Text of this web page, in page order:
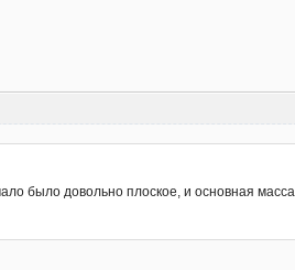
было довольно плоское, и основная масса